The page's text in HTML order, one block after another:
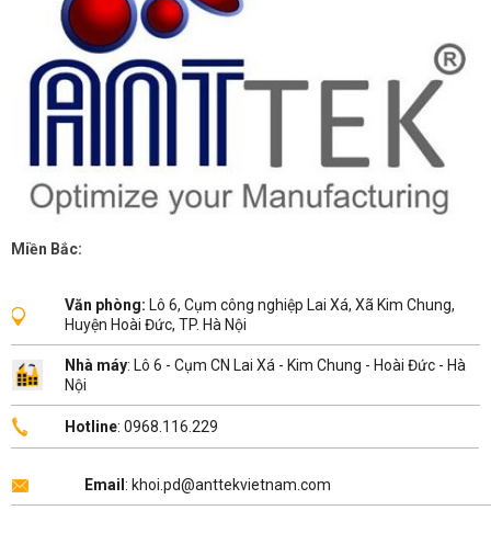
Miền Bắc:
Văn phòng: Lô 6, Cụm công nghiệp Lai Xá, Xã Kim Chung,
Huyện Hoài Đức, TP. Hà Nội
Nhà máy: Lô 6 - Cụm CN Lai Xá - Kim Chung - Hoài Đức - Hà
Nội
Hotline: 0968.116.229
Email : khoi.pd@anttekvietnam.com